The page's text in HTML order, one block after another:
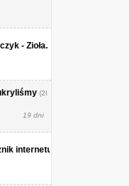
- Zioła. Dla smaku,
(2026)
19 dni
internetu